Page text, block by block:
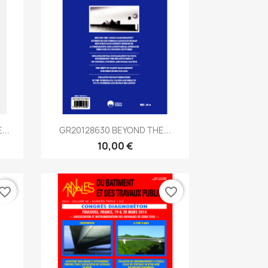
Aperçu rapide
GR20128630 BEYOND THE...
10,00 €
favorite_border